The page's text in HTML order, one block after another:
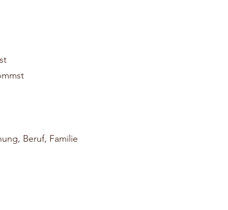
Beruf, Familie